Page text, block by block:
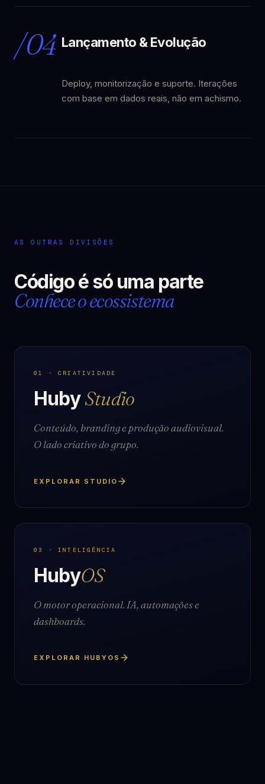
/04 Lançamento & Evolução
Deploy, monitorização e suporte. Iterações
com base em dados reais, não em achismo.
AS OUTRAS DIVISÕES
Código é só uma parte
Conhece o ecossistema
01 · CRIATIVIDADE
HubyStudio
Conteúdo, branding e produção audiovisual.
O lado criativo do grupo.
EXPLORAR STUDIO
03 · INTELIGÊNCIA
HubyOS
O motor operacional. IA, automações e
dashboards.
EXPLORAR HUBYOS